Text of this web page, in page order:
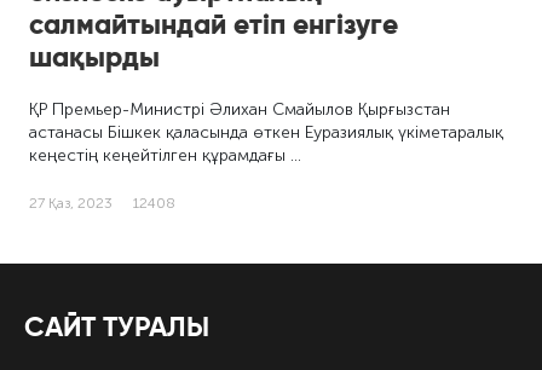
салмайтындай етіп енгізуге
шақырды
ҚР Премьер-Министрі Әлихан Смайылов Қырғызстан
астанасы Бішкек қаласында өткен Еуразиялық үкіметаралық
кеңестің кеңейтілген құрамдағы …
27 Қаз, 2023 12408
САЙТ ТУРАЛЫ